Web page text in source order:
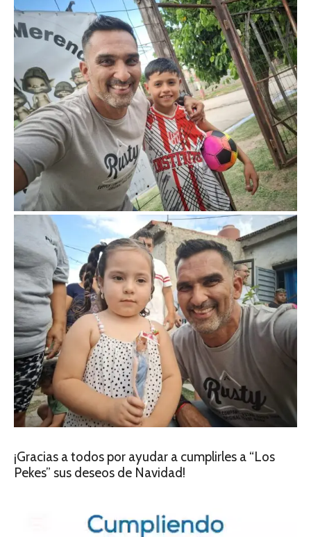
¡Gracias a todos por ayudar a cumplirles a “Los
Pekes” sus deseos de Navidad!